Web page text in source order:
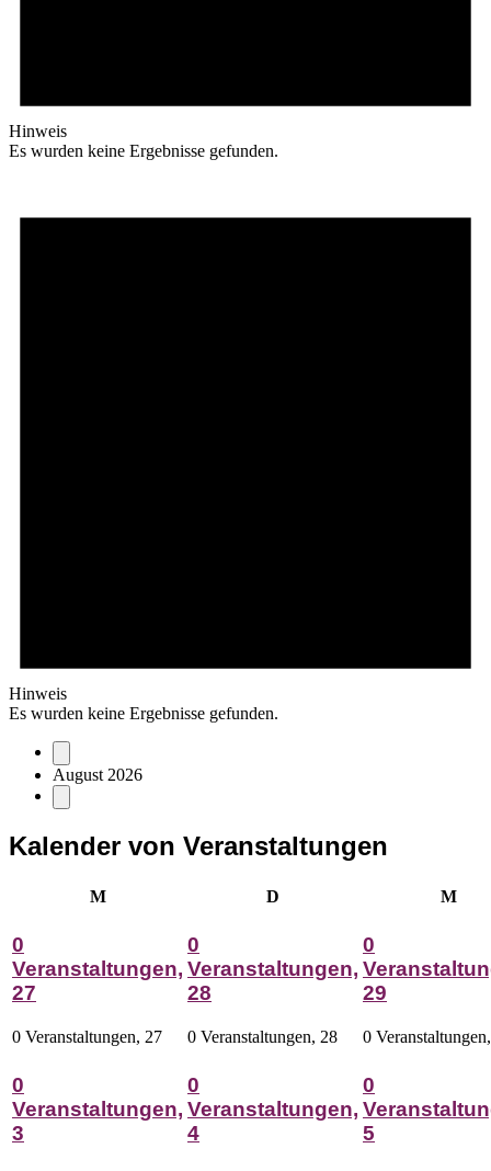
Hinweis
Es wurden keine Ergebnisse gefunden.
Hinweis
Es wurden keine Ergebnisse gefunden.
August 2026
Kalender von Veranstaltungen
MMontag D M
0
Veranstaltungen,
27
0 Veranstaltungen, 27
0
Veranstaltungen,
28
0 Veranstaltungen, 28
0
29
0
0
Veranstaltungen,
3
0
Veranstaltungen,
4
0
5